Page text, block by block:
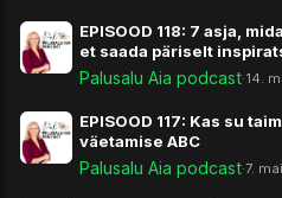
EPISOOD 118: 7 asja,
et saada päriselt
Palusalu Aia podcast·14.
EPISOOD 117: Kas su
väetamise ABC
Palusalu Aia podcast·7.